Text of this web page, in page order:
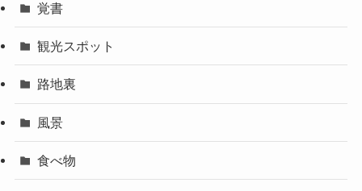
覚書
観光スポット
路地裏
風景
食べ物